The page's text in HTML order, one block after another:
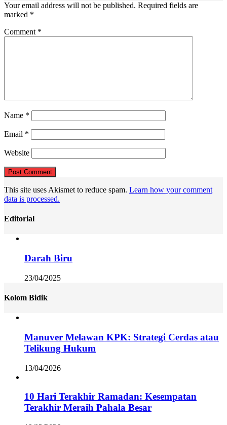
Your email address will not be published. Required fields are
marked *
Comment *
Name *
Email *
Website
This site uses Akismet to reduce spam. Learn how your comment
data is processed.
Editorial
Darah Biru
23/04/2025
Kolom Bidik
Manuver Melawan KPK: Strategi Cerdas atau
Telikung Hukum
13/04/2026
10 Hari Terakhir Ramadan: Kesempatan
Terakhir Meraih Pahala Besar